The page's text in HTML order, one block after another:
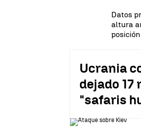
Datos
altura
Ucrania
dejado
"safaris